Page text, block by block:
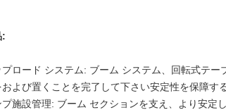
:
プロード システム: ブーム システム、回転式テ
よび置くことを完了して下さい安定性を保障す
プ施設管理: ブーム セクションを支え、より安定